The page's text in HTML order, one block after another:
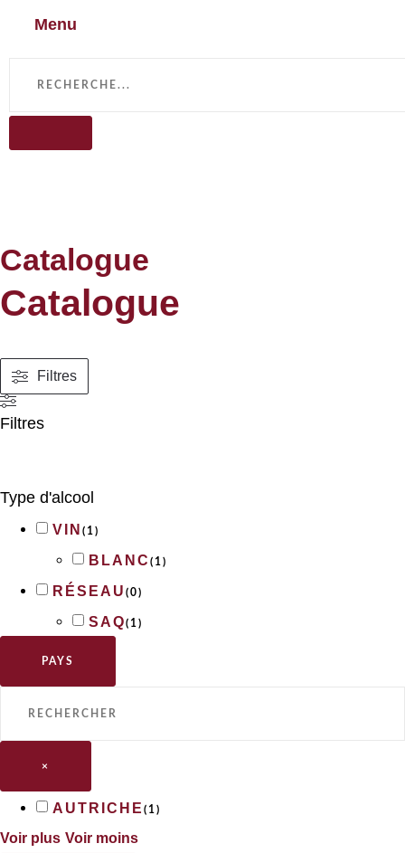
Menu
Catalogue
Catalogue
Filtres
Filtres
Type d'alcool
VIN ( 1 )
BLANC ( 1 )
RÉSEAU (0)
SAQ( 1 )
PAYS
×
AUTRICHE ( 1 )
Voir plus Voir moins